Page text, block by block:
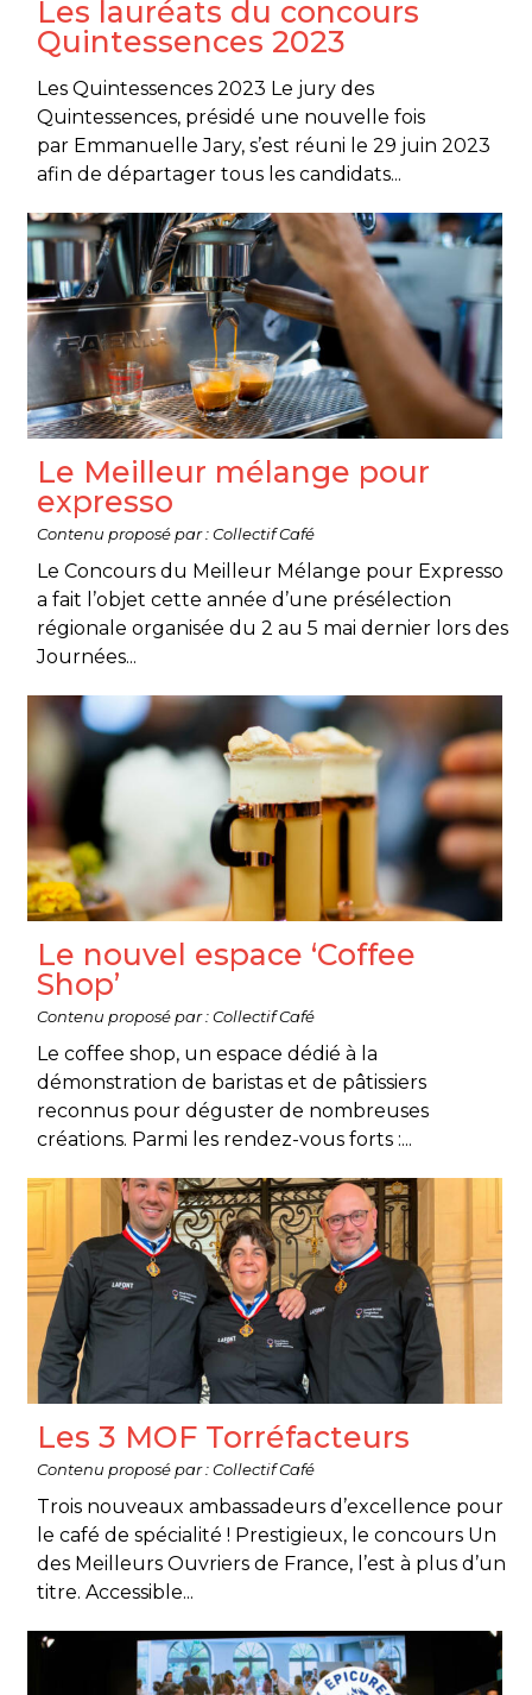
Les lauréats du concours
Quintessences 2023
Les Quintessences 2023 Le jury des
Quintessences, présidé une nouvelle fois
par Emmanuelle Jary, s’est réuni le 29 juin 2023
afin de départager tous les candidats...
Le Meilleur mélange pour
expresso
Contenu proposé par : Collectif Café
Le Concours du Meilleur Mélange pour Expresso
a fait l’objet cette année d’une présélection
régionale organisée du 2 au 5 mai dernier lors des
Journées...
Le nouvel espace ‘Coffee
Shop’
Contenu proposé par : Collectif Café
Le coffee shop, un espace dédié à la
démonstration de baristas et de pâtissiers
reconnus pour déguster de nombreuses
créations. Parmi les rendez-vous forts :...
Les 3 MOF Torréfacteurs
Contenu proposé par : Collectif Café
Trois nouveaux ambassadeurs d’excellence pour
le café de spécialité ! Prestigieux, le concours Un
des Meilleurs Ouvriers de France, l’est à plus d’un
titre. Accessible...